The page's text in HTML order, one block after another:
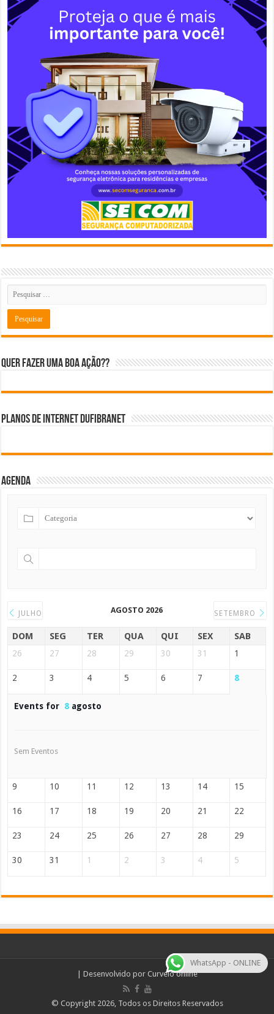
Quer fazer uma boa ação??
Planos de internet DUFIBRANET
Agenda
JULHO AGOSTO 2026 SETEMBRO
DOM SEG TER QUA QUI SEX SAB
26 27 28 29 30 31 1
2 3 4 5 6 7 8
Events for 8 agosto
Sem Eventos
9 10 11 12 13 14 15
16 17 18 19 20 21 22
23 24 25 26 27 28 29
30 31 1 2 3 4 5
| Desenvolvido por Curvelo online
© Copyright 2026, Todos os Direitos Reservados
WhatsApp - ONLINE